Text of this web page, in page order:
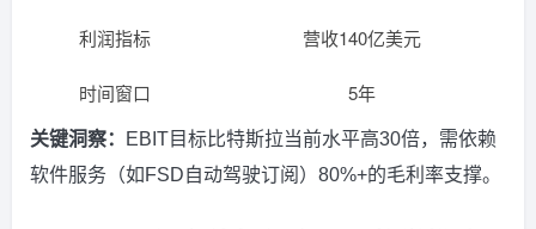
利润指标 营收140亿美元
时间窗口 5年
关键洞察：
EBIT目标比特斯拉当前水平高30倍，需依赖
软件服务（如FSD自动驾驶订阅）80%+的毛利率支撑。